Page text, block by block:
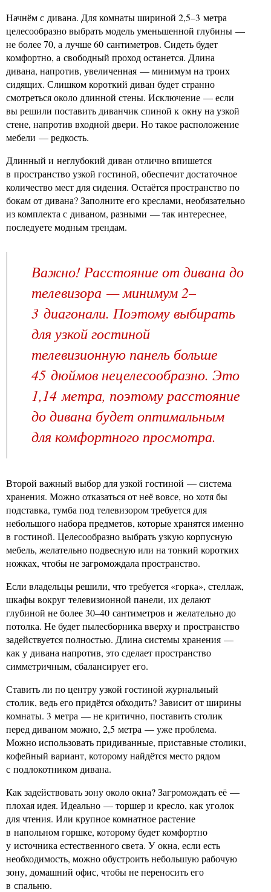
Начнём с дивана. Для комнаты шириной 2,5–3 метра
целесообразно выбрать модель уменьшенной глубины —
не более 70, а лучше 60 сантиметров. Сидеть будет
комфортно, а свободный проход останется. Длина
дивана, напротив, увеличенная — минимум на троих
сидящих. Слишком короткий диван будет странно
смотреться около длинной стены. Исключение — если
вы решили поставить диванчик спиной к окну на узкой
стене, напротив входной двери. Но такое расположение
мебели — редкость.
Длинный и неглубокий диван отлично впишется
в пространство узкой гостиной, обеспечит достаточное
количество мест для сидения. Остаётся пространство по
бокам от дивана? Заполните его креслами, необязательно
из комплекта с диваном, разными — так интереснее,
последуете модным трендам.
Важно! Расстояние от дивана до
телевизора — минимум 2–
3 диагонали. Поэтому выбирать
для узкой гостиной
телевизионную панель больше
45 дюймов нецелесообразно. Это
1,14 метра, поэтому расстояние
до дивана будет оптимальным
для комфортного просмотра.
Второй важный выбор для узкой гостиной — система
хранения. Можно отказаться от неё вовсе, но хотя бы
подставка, тумба под телевизором требуется для
небольшого набора предметов, которые хранятся именно
в гостиной. Целесообразно выбрать узкую корпусную
мебель, желательно подвесную или на тонкий коротких
ножках, чтобы не загромождала пространство.
Если владельцы решили, что требуется «горка», стеллаж,
шкафы вокруг телевизионной панели, их делают
глубиной не более 30–40 сантиметров и желательно до
потолка. Не будет пылесборника вверху и пространство
задействуется полностью. Длина системы хранения —
как у дивана напротив, это сделает пространство
симметричным, сбалансирует его.
Ставить ли по центру узкой гостиной журнальный
столик, ведь его придётся обходить? Зависит от ширины
комнаты. 3 метра — не критично, поставить столик
перед диваном можно, 2,5 метра — уже проблема.
Можно использовать придиванные, приставные столики,
кофейный вариант, которому найдётся место рядом
с подлокотником дивана.
Как задействовать зону около окна? Загромождать её —
плохая идея. Идеально — торшер и кресло, как уголок
для чтения. Или крупное комнатное растение
в напольном горшке, которому будет комфортно
у источника естественного света. У окна, если есть
необходимость, можно обустроить небольшую рабочую
зону, домашний офис, чтобы не переносить его
в спальню.